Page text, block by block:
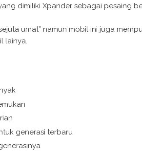
dimiliki Xpander sebagai pesaing
umat” namun mobil ini juga
lainya.
generasi terbaru